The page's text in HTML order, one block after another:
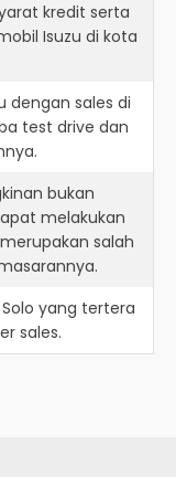
kredit serta
Isuzu di kota
dengan sales di
test drive dan
bukan
melakukan
salah
yang tertera
sales.